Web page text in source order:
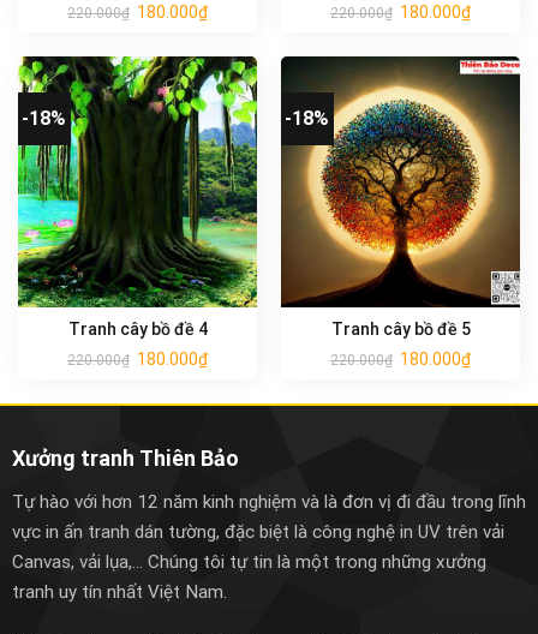
220.000₫ 180.000₫ 220.000₫ 180.000₫
-18%
Tranh cây bồ đề 4
220.000₫ 180.000₫
-18%
Tranh cây bồ đề 5
220.000₫ 180.000₫
Xưởng tranh Thiên Bảo
Tự hào với hơn 12 năm kinh nghiệm và là đơn vị đi đầu trong lĩnh
vực in ấn tranh dán tường, đặc biệt là công nghệ in UV trên vải
Canvas, vải lụa,... Chúng tôi tự tin là một trong những xưởng
tranh uy tín nhất Việt Nam.